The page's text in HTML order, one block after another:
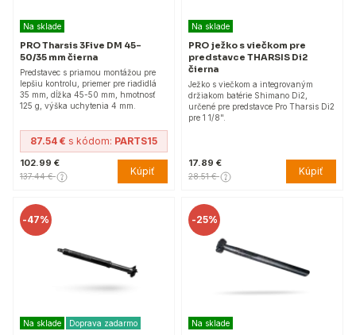
Na sklade
PRO Tharsis 3Five DM 45-
50/35 mm čierna
Predstavec s priamou montážou pre
lepšiu kontrolu, priemer pre riadidlá
35 mm, dĺžka 45-50 mm, hmotnosť
125 g, výška uchytenia 4 mm.
87.54 € s kódom: PARTS15
102.99 €
137.44 € Kúpiť
Na sklade
PRO ježko s viečkom pre
predstavce THARSIS Di2
čierna
Ježko s viečkom a integrovaným
držiakom batérie Shimano Di2,
určené pre predstavce Pro Tharsis Di2
pre 1 1/8".
17.89 €
28.51 € Kúpiť
-47%
Na sklade Doprava zadarmo
-25%
Na sklade